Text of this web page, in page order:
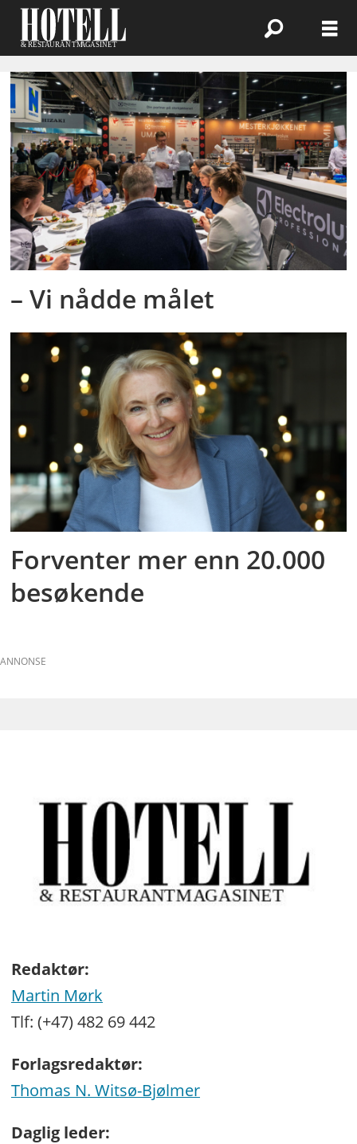
Emne:
mat-
og
drikkebransjen
– Vi nådde målet
Forventer mer enn 20.000
besøkende
ANNONSE
Redaktør:
Martin Mørk
Tlf: (+47) 482 69 442
Forlagsredaktør:
Thomas N. Witsø-Bjølmer
Daglig leder: